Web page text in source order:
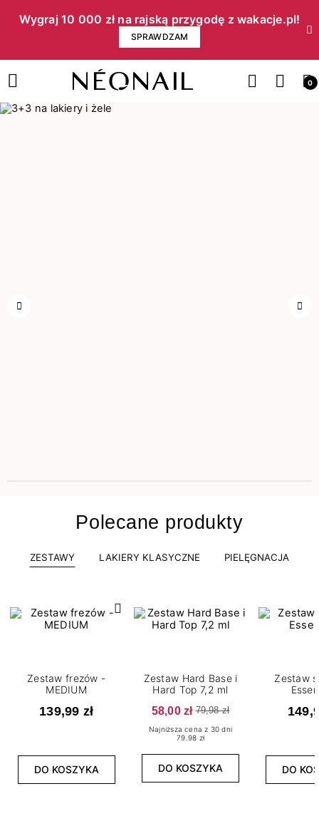
Wygraj 10 000 zł na rajską przygodę z wakacje.pl!​
SPRAWDZAM
0
Polecane produkty
ZESTAWY LAKIERY KLASYCZNE PIELĘGNACJA
Zestaw frezów -
MEDIUM
139,99 zł
DO KOSZYKA
Zestaw Hard Base i
Hard Top 7,2 ml
58,00 zł 79,98 zł
Najniższa cena z 30 dni
79.98 zł
DO KOSZYKA
Zestaw
DO